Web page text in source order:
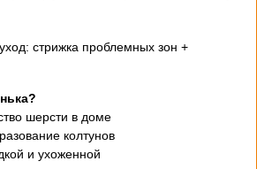
стрижка проблемных зон +
шерсти в доме
колтунов
и ухоженной